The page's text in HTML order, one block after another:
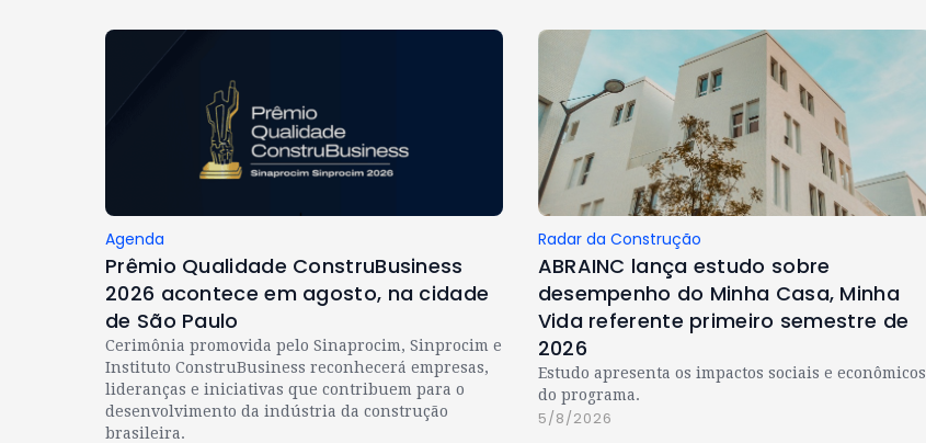
Agenda
Prêmio Qualidade ConstruBusiness
2026 acontece em agosto, na cidade
de São Paulo
Cerimônia promovida pelo Sinaprocim, Sinprocim e
Instituto ConstruBusiness reconhecerá empresas,
lideranças e iniciativas que contribuem para o
desenvolvimento da indústria da construção
brasileira.
Radar da Construção
ABRAINC lança estudo sobre
desempenho do Minha Casa, Minha
Vida referente primeiro semestre de
2026
Estudo apresenta os impactos sociais e econômicos
do programa.
5/8/2026